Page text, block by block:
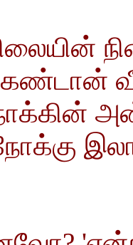
கண்டான்